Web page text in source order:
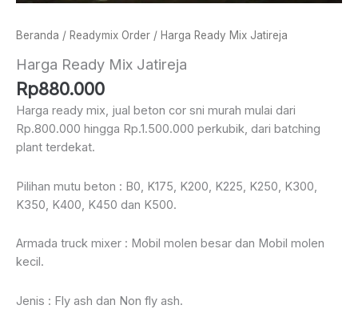
Beranda / Readymix Order / Harga Ready Mix Jatireja
Harga Ready Mix Jatireja
Rp880.000
Harga ready mix, jual beton cor sni murah mulai dari
Rp.800.000 hingga Rp.1.500.000 perkubik, dari batching
plant terdekat.
Pilihan mutu beton : B0, K175, K200, K225, K250, K300,
K350, K400, K450 dan K500.
Armada truck mixer : Mobil molen besar dan Mobil molen
kecil.
Jenis : Fly ash dan Non fly ash.